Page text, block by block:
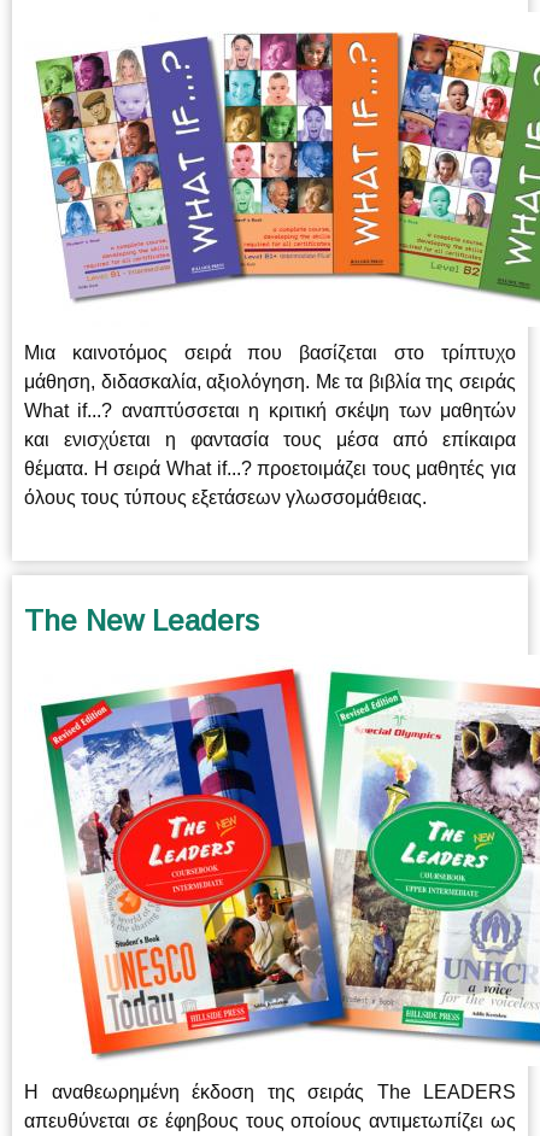
Μια καινοτόμος σειρά που βασίζεται στο τρίπτυχο
μάθηση, διδασκαλία, αξιολόγηση. Με τα βιβλία της σειράς
What if...? αναπτύσσεται η κριτική σκέψη των μαθητών
και ενισχύεται η φαντασία τους μέσα από επίκαιρα
θέματα. Η σειρά What if...? προετοιμάζει τους μαθητές για
όλους τους τύπους εξετάσεων γλωσσομάθειας.
The New Leaders
H αναθεωρημένη έκδοση της σειράς The LEADERS
απευθύνεται σε έφηβους τους οποίους αντιμετωπίζει ως